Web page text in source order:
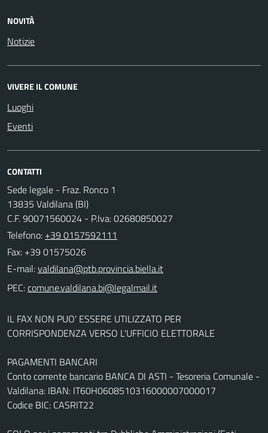
NOVITÀ
Notizie
VIVERE IL COMUNE
Luoghi
Eventi
CONTATTI
Sede legale - Fraz. Ronco 1
13835 Valdilana (BI)
C.F. 90071560024 - P.Iva: 02680850027
Telefono: +39 0157592111
Fax: +39 01575026
E-mail:
PEC:
IL FAX NON PUO' ESSERE UTILIZZATO PER
CORRISPONDENZA VERSO L'UFFICIO ELETTORALE
PAGAMENTI BANCARI
Conto corrente bancario BANCA DI ASTI - Tesoreria Comunale -
Valdilana: IBAN: IT60H0608510316000007000017
Codice BIC: CASRIT22